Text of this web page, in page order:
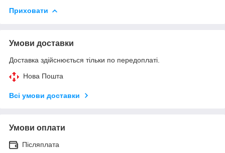
Приховати
Умови доставки
Доставка здійснюється тільки по передоплаті.
Нова Пошта
Всі умови доставки
Умови оплати
Післяплата